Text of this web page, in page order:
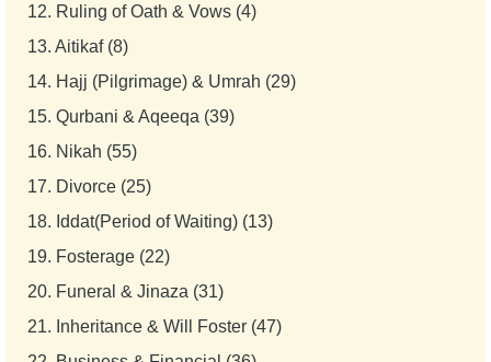
12. Ruling of Oath & Vows (4)
13. Aitikaf (8)
14. Hajj (Pilgrimage) & Umrah (29)
15. Qurbani & Aqeeqa (39)
16. Nikah (55)
17. Divorce (25)
18. Iddat(Period of Waiting) (13)
19. Fosterage (22)
20. Funeral & Jinaza (31)
21. Inheritance & Will Foster (47)